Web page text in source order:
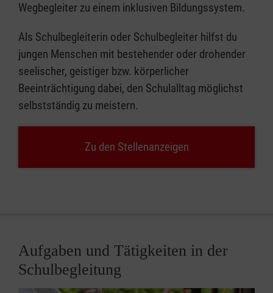
Wegbegleiter zu einem inklusiven Bildungssystem.
Als Schulbegleiterin oder Schulbegleiter hilfst du
jungen Menschen mit bestehender oder drohender
seelischer, geistiger bzw. körperlicher
Beeinträchtigung dabei, den Schulalltag möglichst
selbstständig zu meistern.
Zu den Stellenanzeigen
Aufgaben und Tätigkeiten in der
Schulbegleitung